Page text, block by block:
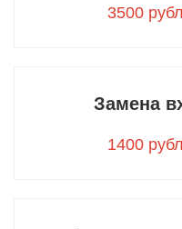
3500
Замена
1400